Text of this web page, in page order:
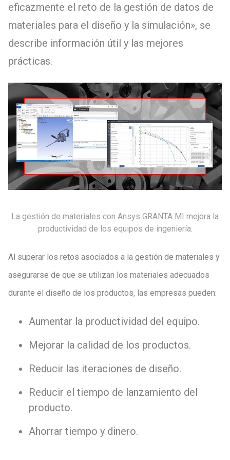
eficazmente el reto de la gestión de datos de
materiales para el diseño y la simulación», se
describe información útil y las mejores
prácticas.
La gestión de materiales con Ansys GRANTA MI mejora la
productividad de los equipos de ingeniería.
Al superar los retos asociados a la gestión de materiales y
asegurarse de que se utilizan los materiales adecuados
durante el diseño de los productos, las empresas pueden:
Aumentar la productividad del equipo.
Mejorar la calidad de los productos.
Reducir las iteraciones de diseño.
Reducir el tiempo de lanzamiento del
producto.
Ahorrar tiempo y dinero.